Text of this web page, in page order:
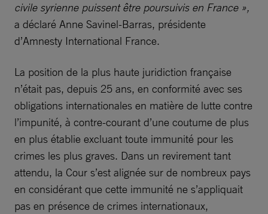
civile syrienne puissent être poursuivis en France »,
a déclaré Anne Savinel-Barras, présidente
d’Amnesty International France.
La position de la plus haute juridiction française
n’était pas, depuis 25 ans, en conformité avec ses
obligations internationales en matière de lutte contre
l’impunité, à contre-courant d’une coutume de plus
en plus établie excluant toute immunité pour les
crimes les plus graves. Dans un revirement tant
attendu, la Cour s’est alignée sur de nombreux pays
en considérant que cette immunité ne s’appliquait
pas en présence de crimes internationaux,